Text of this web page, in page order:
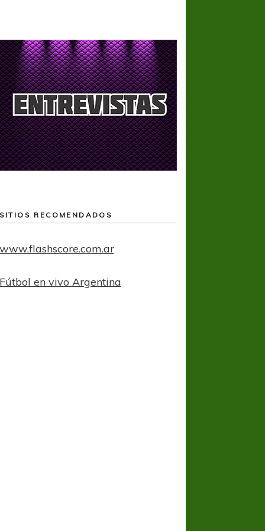
SITIOS RECOMENDADOS
www.flashscore.com.ar
Fútbol en vivo Argentina